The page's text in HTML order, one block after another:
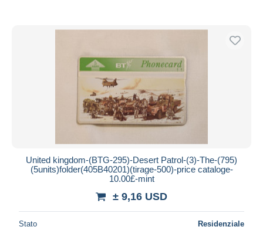
United kingdom-(BTG-295)-Desert Patrol-(3)-The-(795)
(5units)folder(405B40201)(tirage-500)-price cataloge-
10.00£-mint
± 9,16 USD
Stato Residenziale